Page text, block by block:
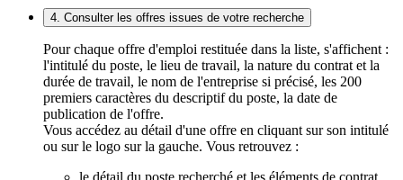
4. Consulter les offres issues de votre recherche
Pour chaque offre d'emploi restituée dans la liste, s'affichent :
l'intitulé du poste, le lieu de travail, la nature du contrat et la
durée de travail, le nom de l'entreprise si précisé, les 200
premiers caractères du descriptif du poste, la date de
publication de l'offre.
Vous accédez au détail d'une offre en cliquant sur son intitulé
ou sur le logo sur la gauche. Vous retrouvez :
le détail du poste recherché et les éléments de contrat